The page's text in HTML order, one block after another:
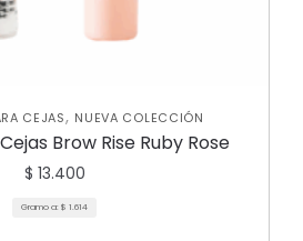
CEJAS, NUEVA COLECCIÓN
Brow Rise Ruby Rose
$ 13.400
Gramo a: $ 1.614